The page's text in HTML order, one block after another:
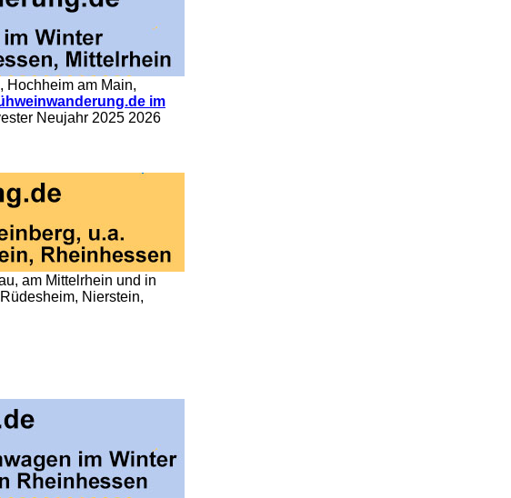
Hochheim am Main,
im
Neujahr 2025 2026
am Mittelrhein und in
Nierstein,